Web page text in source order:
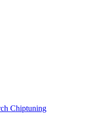
Chiptuning